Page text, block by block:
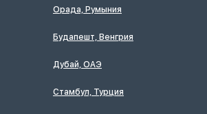
Орада, Румыния
Будапешт, Венгрия
Дубай, ОАЭ
Стамбул, Турция